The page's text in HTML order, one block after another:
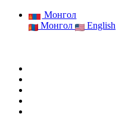
Монгол
Монгол
English